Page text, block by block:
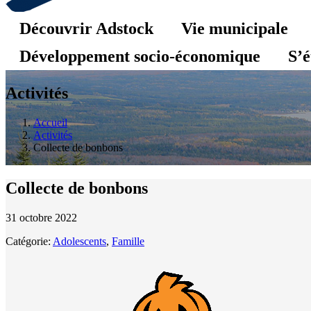
Découvrir Adstock
Vie municipale
Développement socio-économique
Activités
Accueil
Activités
Collecte de bonbons
Collecte de bonbons
31 octobre 2022
Catégorie: Adolescents, Famille